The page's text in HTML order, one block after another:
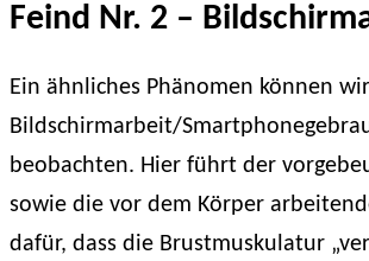
Feind Nr. 2 –
Ein ähnliches Phänomen können
Bildschirmarbeit/
beobachten. Hier führt der
sowie die vor dem Körper
dafür, dass die Brustmuskulatur